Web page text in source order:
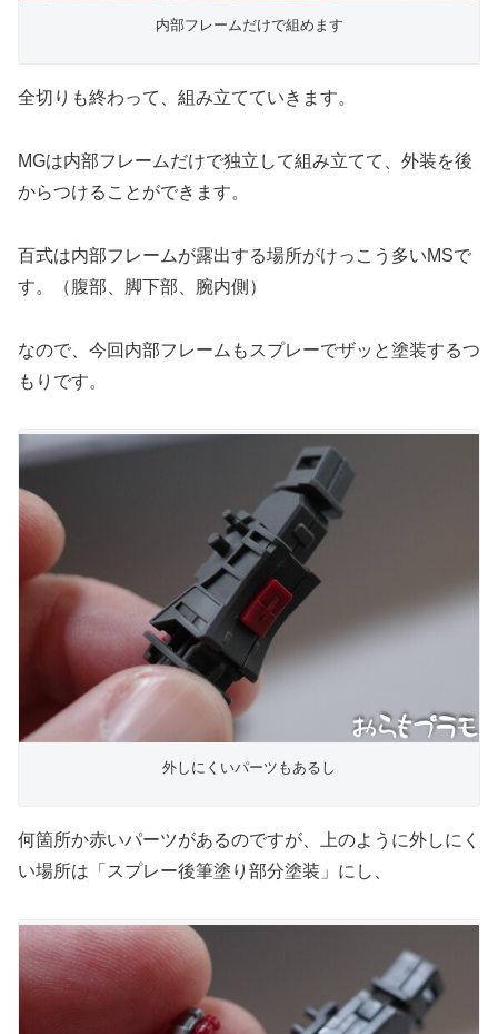
内部フレームだけで組めます
全切りも終わって、組み立てていきます。
MGは内部フレームだけで独立して組み立てて、外装を後
からつけることができます。
百式は内部フレームが露出する場所がけっこう多いMSで
す。（腹部、脚下部、腕内側）
なので、今回内部フレームもスプレーでザッと塗装するつ
もりです。
外しにくいパーツもあるし
何箇所か赤いパーツがあるのですが、上のように外しにく
い場所は「スプレー後筆塗り部分塗装」にし、